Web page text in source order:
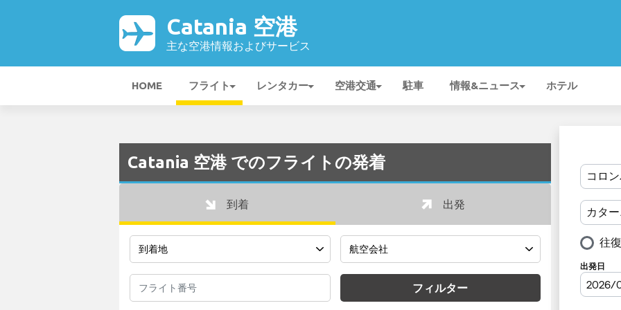
Catania 空港
主な空港情報およびサービス
HOME フライト レンタカー 空港交通 駐車 情報&ニュース ホテル
Catania 空港 でのフライトの発着
到着 出発
フィルター